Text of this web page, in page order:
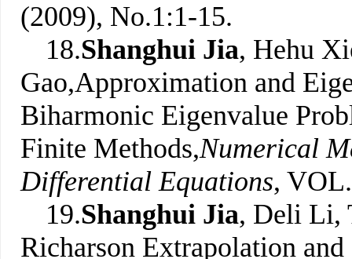
(2009), No.1:1-15.
18.Shanghui Jia, Hehu
Gao,Approximation and
Biharmonic Eigenvalue
Finite Methods,Numerical
Differential Equations,
19.Shanghui Jia, Deli Li,
Richarson Extrapolation